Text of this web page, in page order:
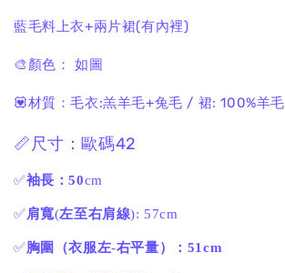
藍毛料上衣+兩片裙(有內裡)
🎨顏色： 如圖
💟材質：毛衣:羔羊毛+兔毛 / 裙: 100%羊毛
📏尺寸：歐碼42
✅袖長：50cm
✅肩寬(左至右肩線): 57cm
✅胸圍（衣服左-右平量）：51cm